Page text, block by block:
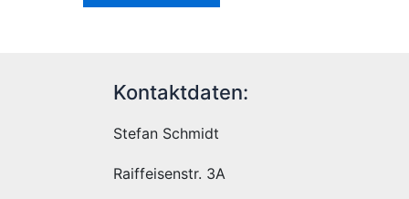
Kontaktdaten:
Stefan Schmidt
Raiffeisenstr. 3A